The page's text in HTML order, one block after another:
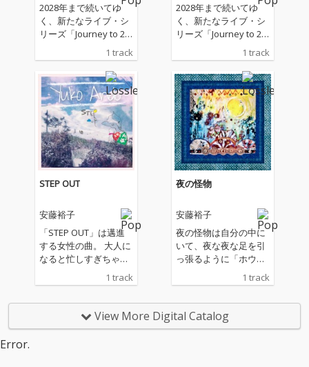
2028年まで続いてゆ
く、新たなライブ・シ
リーズ「Journey to 20
28“Happy Go Lucky”」
の第一回が7月12日、1
3日に恵比寿ザ・ガー
デンホールで控える
【安藤裕子】。 ライブ
直前にリリースされる
新曲は、「ミュージカ
ルみたいな曲が作りた
い！」をテーマに制作
されたユニークな新基
軸な楽曲「YOUR SON
G」。 Shigekuni、皆
加。レコーディング・
ミックスは、中村 督。
カヴァーアートは、安
藤裕子自身が手がけて
1 track
2028年まで続いてゆ
く、新たなライブ・シ
リーズ「Journey to 20
28“Happy Go Lucky”」
の第一回が7月12日、1
3日に恵比寿ザ・ガー
デンホールで控える
【安藤裕子】。 ライブ
直前にリリースされる
新曲は、「ミュージカ
ルみたいな曲が作りた
い！」をテーマに制作
されたユニークな新基
軸な楽曲「YOUR SON
G」。 Shigekuni、皆
加。レコーディング・
ミックスは、中村 督。
カヴァーアートは、安
藤裕子自身が手がけて
1 track
STEP OUT
安藤裕子
「STEP OUT」は邁進
する女性の曲。 大人に
なると忙しすぎちゃっ
とか恋とかそういうの
もあるのだけれど、で
もなんかもっと前に進
1 track
夜の怪物
安藤裕子
夜の怪物は自分の中に
いて、夜な夜な足を引
っ張るように「ホウホ
ウ」と呼ぶんです。真
っ暗な森の中に置き去
界から取り残されてし
まったかのような。そ
1 track
View More Digital Catalog
Error.